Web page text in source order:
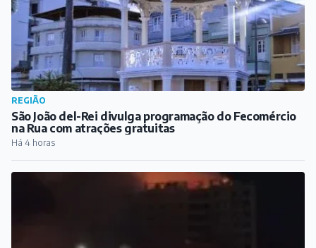
REGIÃO
São João del-Rei divulga programação do Fecomércio
na Rua com atrações gratuitas
Há 4 horas